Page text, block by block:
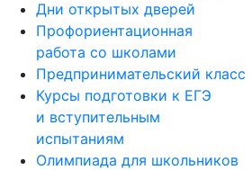
Дни открытых дверей
Профориентационная
работа со школами
Предпринимательский класс
Курсы подготовки к ЕГЭ
и вступительным
испытаниям
Олимпиада для школьников